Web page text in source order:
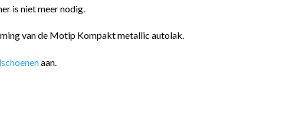
is niet meer nodig.
van de Motip Kompakt metallic autolak.
aan.